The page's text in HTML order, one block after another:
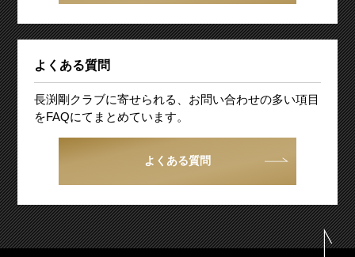
よくある質問
長渕剛クラブに寄せられる、お問い合わせの多い項目
をFAQにてまとめています。
よくある質問